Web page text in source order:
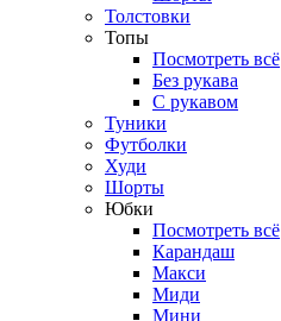
Толстовки
Топы
Посмотреть всё
Без рукава
С рукавом
Туники
Футболки
Худи
Шорты
Юбки
Посмотреть всё
Карандаш
Макси
Миди
Мини